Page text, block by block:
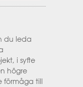
du leda
i syfte
högre
till